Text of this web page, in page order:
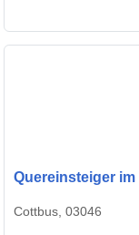
Quereinsteiger im
Cottbus, 03046